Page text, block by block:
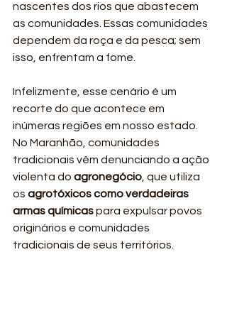
nascentes dos rios que abastecem
as comunidades. Essas comunidades
dependem da roça e da pesca; sem
isso, enfrentam a fome.
Infelizmente, esse cenário é um
recorte do que acontece em
inúmeras regiões em nosso estado.
No Maranhão, comunidades
tradicionais vêm denunciando a ação
violenta do agronegócio, que utiliza
os agrotóxicos como verdadeiras
armas químicas para expulsar povos
originários e comunidades
tradicionais de seus territórios.